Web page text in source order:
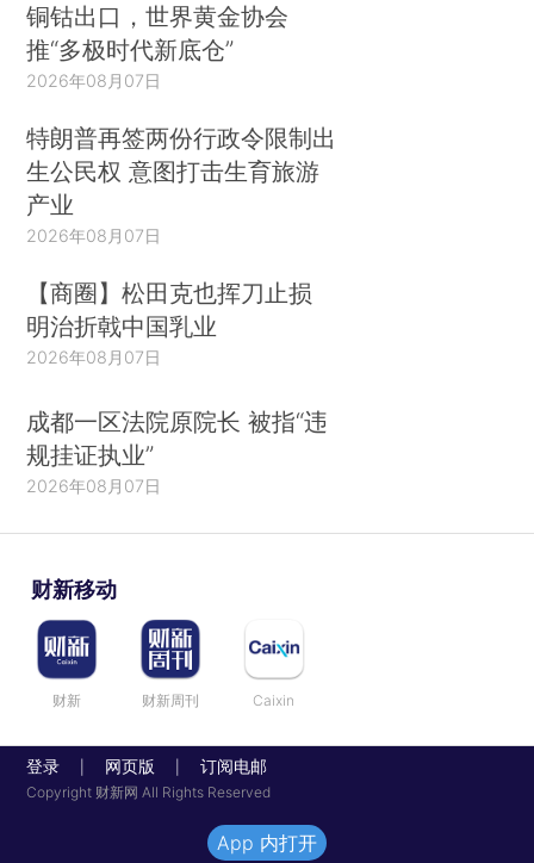
铜钴出口，世界黄金协会
推“多极时代新底仓”
2026年08月07日
特朗普再签两份行政令限制出
生公民权 意图打击生育旅游
产业
2026年08月07日
【商圈】松田克也挥刀止损
明治折戟中国乳业
2026年08月07日
成都一区法院原院长 被指“违
规挂证执业”
2026年08月07日
财新移动
财新 财新周刊 Caixin
登录 网页版 订阅电邮
Copyright 财新网 All Rights Reserved
App 内打开